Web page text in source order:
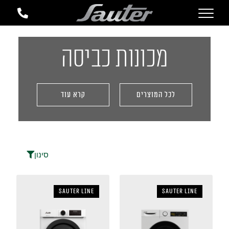
מכונות כביסה
לכל המוצרים קרא עוד
סינון
sauter LINE
sauter LINE